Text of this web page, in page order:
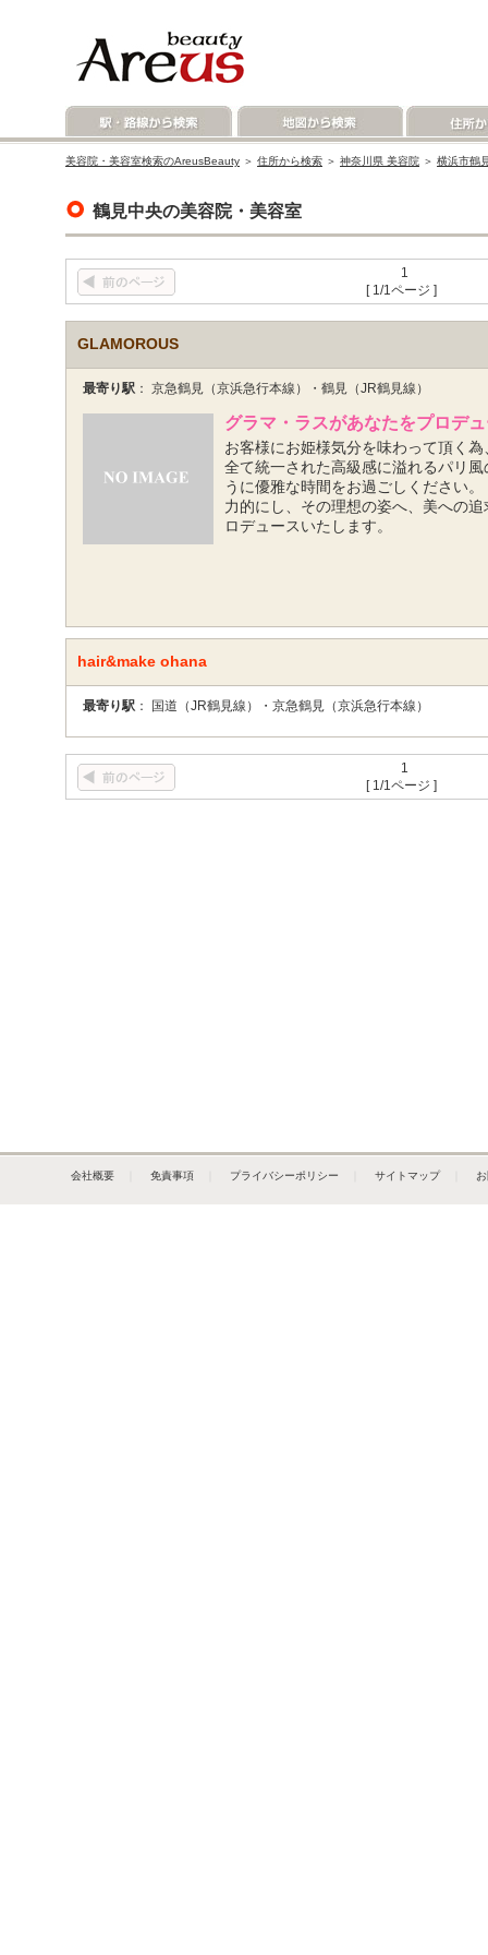
美容院・美容室検索のAreusBeauty ＞ 住所から検索 ＞ 神奈川県 美容院 ＞ 横浜市鶴
鶴見中央の美容院・美容室
1
[ 1/1ページ ]
GLAMOROUS
最寄り駅 ： 京急鶴見（京浜急行本線）・鶴見（JR鶴見線）
グラマ・ラスがあなたをプロデ
お客様にお姫様気分を味わって頂く
全て統一された高級感に溢れるパリ
うに優雅な時間をお過ごしください
力的にし、その理想の姿へ、美への
ロデュースいたします。
hair&make ohana
最寄り駅 ： 国道（JR鶴見線）・京急鶴見（京浜急行本線）
1
[ 1/1ページ ]
会社概要 免責事項 プライバシーポリシー サイトマップ｜